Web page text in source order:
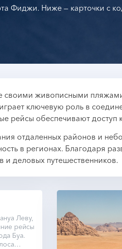
Фиджи. Ниже — карточки с
своими живописными
ключевую роль в
рейсы обеспечивают
отдаленных районов и
в регионах. Благодаря
деловых путешественников.
Леву,
рейсы
Буа.